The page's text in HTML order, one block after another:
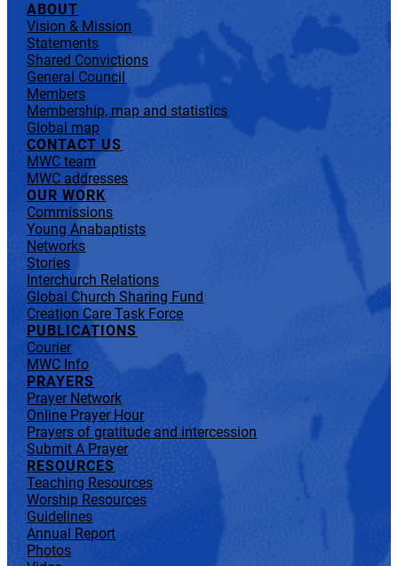
ABOUT
Vision & Mission
Statements
Shared Convictions
General Council
Members
Membership, map and statistics
Global map
CONTACT US
MWC team
MWC addresses
OUR WORK
Commissions
Young Anabaptists
Networks
Stories
Interchurch Relations
Global Church Sharing Fund
Creation Care Task Force
PUBLICATIONS
Courier
MWC Info
PRAYERS
Prayer Network
Online Prayer Hour
Prayers of gratitude and intercession
Submit A Prayer
RESOURCES
Teaching Resources
Worship Resources
Guidelines
Annual Report
Photos